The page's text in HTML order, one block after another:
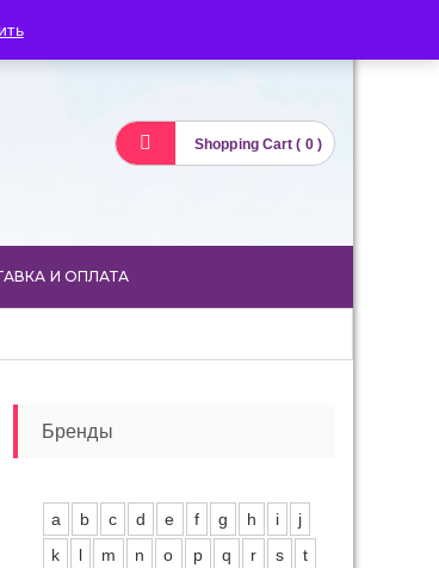
Shopping Cart ( 0 )
И ОПЛАТА
Бренды
a b c d e f g h i
j
k
l m n o p q r s
t